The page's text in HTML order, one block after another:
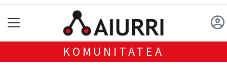
KOMUNITATEA